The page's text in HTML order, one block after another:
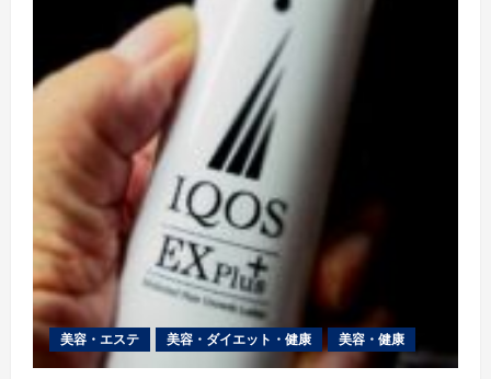
美容・エステ 美容・ダイエット・健康 美容・健康